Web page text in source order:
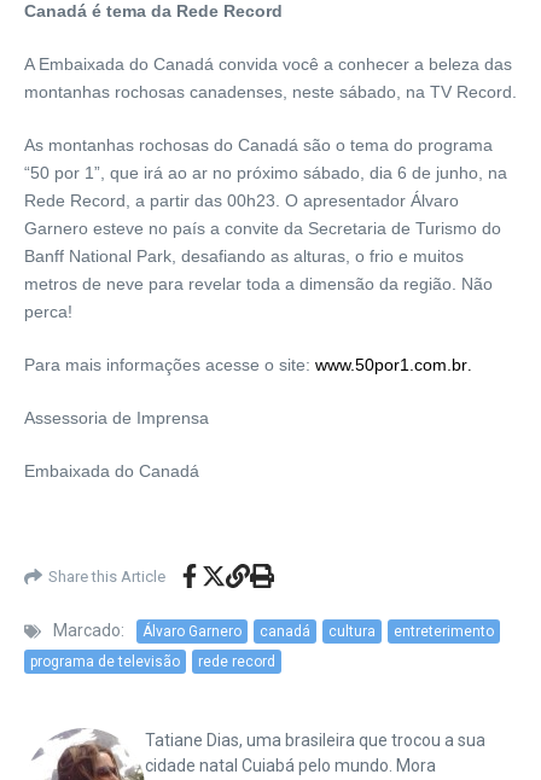
Canadá é tema da Rede Record
A Embaixada do Canadá convida você a conhecer a beleza das
montanhas rochosas canadenses, neste sábado, na TV Record.
As montanhas rochosas do Canadá são o tema do programa
“50 por 1”, que irá ao ar no próximo sábado, dia 6 de junho , na
Rede Record, a partir das 00h23. O apresentador Álvaro
Garnero esteve no país a convite da Secretaria de Turismo do
Banff National Park, desafiando as alturas, o frio e muitos
metros de neve para revelar toda a dimensão da região. Não
perca!
Para mais informações acesse o site: www.50por1.com.br.
Assessoria de Imprensa
Embaixada do Canadá
Share this Article
Marcado: Álvaro Garnero canadá cultura
entreterimento
programa de televisão
rede record
Tatiane Dias, uma brasileira que trocou a sua
cidade natal Cuiabá pelo mundo. Mora